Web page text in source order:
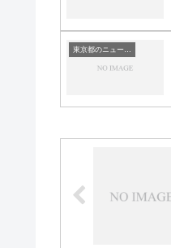
東京都のニュース一覧